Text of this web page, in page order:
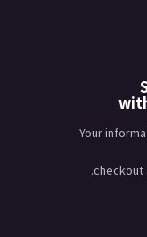
Your
checkout